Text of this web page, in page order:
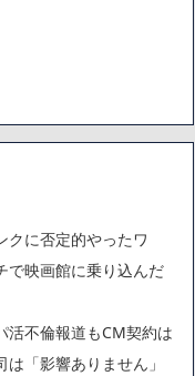
クに否定的やったワ
で映画館に乗り込んだ
活不倫報道もCM契約は
「影響ありません」